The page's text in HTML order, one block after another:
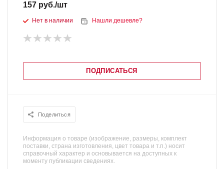
157 руб./шт
Нет в наличии Нашли дешевле?
ПОДПИСАТЬСЯ
Поделиться
Информация о товаре (изображение, размеры, комплект
поставки, страна изготовления, цвет товара и т.п.) носит
справочный характер и основывается на доступных к
моменту публикации сведениях.